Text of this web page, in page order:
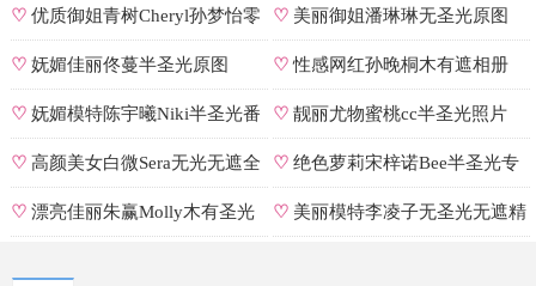
♡优质御姐青树Cheryl孙梦怡零
遮罩私拍
♡ 美丽御姐潘琳琳无圣光原图
♡妩媚佳丽佟蔓半圣光原图 ♡性感网红孙晚桐木有遮相册
♡妩媚模特陈宇曦Niki半圣光番
号
♡ 靓丽尤物蜜桃cc半圣光照片
♡高颜美女白微Sera无光无遮全
集
♡ 绝色萝莉宋梓诺Bee半圣光专
辑
♡漂亮佳丽朱赢Molly木有圣光 ♡ 美丽模特李凌子无圣光无遮精